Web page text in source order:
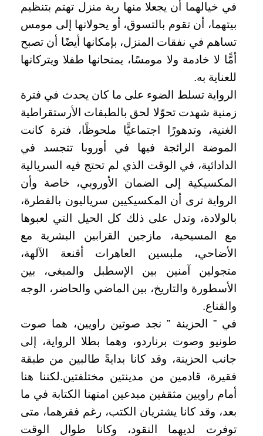
في خيالهما أن يجعلا منها ربة منزل تهتم بتنظيم
بيتهما، أن تقوم بالتسوق، أو يحولانها إلى مومس
تساهم في نفقات المنزل، بإمكانها أيضًا أن تصبح
أمًّا لا خادمة ولا مومسًا، يمنحانها طفلا ويتركانها
للعناية به.
الرواية تسلط الضوء على ما كان يحدث في فترة
زمنية شهدت تحوّلا لحق بالطبقات الأرستقراطية
الغنية، وتدهورًا اجتماعيًّا ملحوظًا، فترة كانت
الموضة الرائجة فيها في أوروبا تتجسد في
الدادائية، في الوقت الذي لم تحتج فيه السريالية
المكسيكية إلى الضمان الأوروبي، خاصة وأن
الرواية ترى أن المكسيكيين سرياليون بالفطرة،
بالولادة، وتدل على ذلك كل الحيل التي لعبوها
مع المسيحية، مازجين القرابين البشرية مع
الأضاحي، ملبسين العاهرات أقنعة الآلهة،
متجولين آمنين بين الإسطبل والمبغى، بين
الأسطورة والتاريخ، بين الماضي والحاضر، الوجه
والقناع.
في ” الحزينة ” نجد صوتين راويين، هما صوت
طونيو وصوت برناردو، وهما بطلا الرواية، إلى
جانب الحزينة، وقد كانا بدايةً طالبين من طبقة
فقيرة، قادمين من مدينتين مختلفتين.لكننا هنا
أمام راويين مثقفين مبدعين امتهنا الكتابة في ما
بعد، وقد كانا يشتريان الكتب، رغم فقرهما، متى
توفرت لديهما النقود، وكانا طوال الوقت